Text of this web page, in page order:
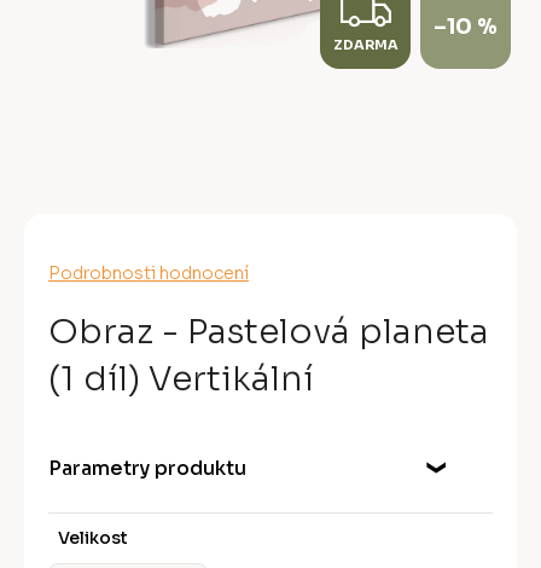
Průměrné
produktu
je
0,0
z
Podrobnosti hodnocení
Obraz - Pastelová planeta
(1 díl) Vertikální
Parametry produktu
Velikost
Z
D
ZDARMA
–10 %